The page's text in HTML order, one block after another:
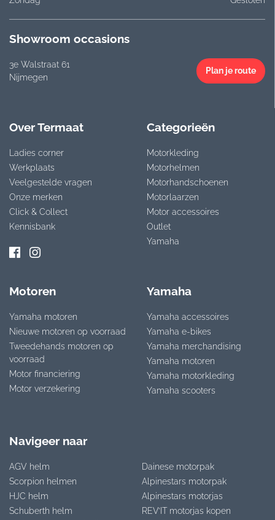
Showroom occasions
3e Walstraat 61
Nijmegen
Plan je route
Over Termaat
Ladies corner
Werkplaats
Veelgestelde vragen
Onze merken
Click & Collect
Kennisbank
Categorieën
Motorkleding
Motorhelmen
Motorhandschoenen
Motorlaarzen
Motor accessoires
Outlet
Yamaha
Motoren
Yamaha motoren
Nieuwe motoren op voorraad
Tweedehands motoren op
voorraad
Motor financiering
Motor verzekering
Yamaha
Yamaha accessoires
Yamaha e-bikes
Yamaha merchandising
Yamaha motoren
Yamaha motorkleding
Yamaha scooters
Navigeer naar
AGV helm
Scorpion helmen
HJC helm
Schuberth helm
Dainese motorpak
Alpinestars motorpak
Alpinestars motorjas
REV’IT motorjas kopen